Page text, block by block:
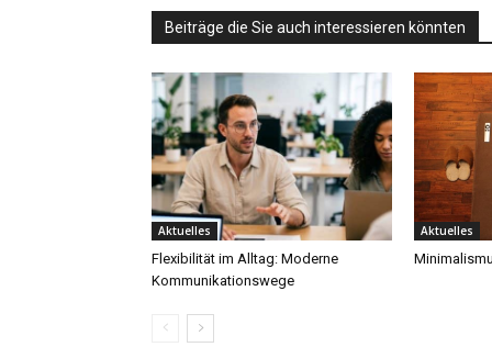
Beiträge die Sie auch interessieren könnten
Aktuelles
Flexibilität im Alltag: Moderne
Kommunikationswege
Aktuelles